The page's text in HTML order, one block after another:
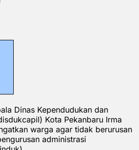
Dinas Kependudukan dan
Kota Pekanbaru Irma
warga agar tidak berurusan
administrasi